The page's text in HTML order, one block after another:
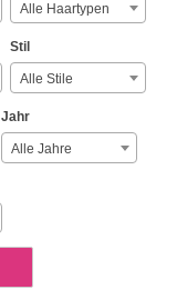
Alle Haartypen
Stil
Alle Stile
Jahr
Alle Jahre